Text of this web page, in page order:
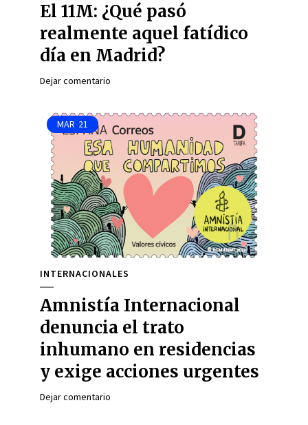
El 11M: ¿Qué pasó
realmente aquel fatídico
día en Madrid?
Dejar comentario
MAR 21
INTERNACIONALES
Amnistía Internacional
denuncia el trato
inhumano en residencias
y exige acciones urgentes
Dejar comentario